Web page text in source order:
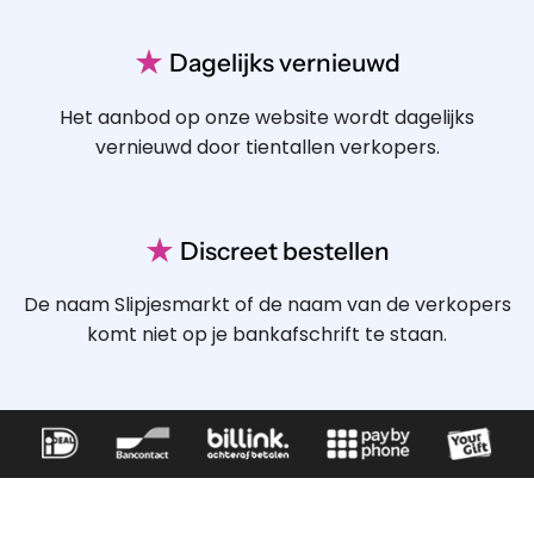
★ Dagelijks vernieuwd
Het aanbod op onze website wordt dagelijks
vernieuwd door tientallen verkopers.
★ Discreet bestellen
De naam Slipjesmarkt of de naam van de verkopers
komt niet op je bankafschrift te staan.